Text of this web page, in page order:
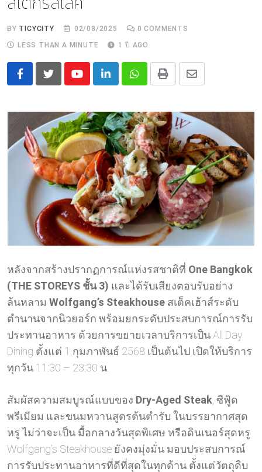
BY TICYCITY 02/08/2025 0 COMMENTS
LESS THAN A MINUTE
1 ปี AGO
YoutubeLinkedInWhatsapp
Print
Share
Email
หลังจากสร้างปรากฏการณ์แห่งรสชาติที่ One Bangkok
(THE STOREYS ชั้น 3) และได้รับเสียงตอบรับอย่าง
ล้นหลาม Wolfgang’s Steakhouse สเต็คเฮ้าส์ระดับ
ตำนานจากนิวยอร์ก พร้อมยกระดับประสบการณ์การรับ
ประทานอาหาร ด้วยการขยายเวลาบริการเป็น All Day
Dining ตั้งแต่ 1 กุมภาพันธ์ 2568 เป็นต้นไป เปิดให้บริการ
ทุกวัน 11:30 – 23:30 น.
สัมผัสความสมบูรณ์แบบของ Dry-Aged Steak , ซีฟู้ด
พรีเมียม และขนมหวานสูตรต้นตำรับ ในบรรยากาศสุด
หรู ไม่ว่าจะเป็น มื้อกลางวันสุดพิเศษ หรือดินเนอร์สุดหรู
Wolfgang’s Steakhouse ยังคงมุ่งมั่น มอบประสบการณ์
การรับประทานอาหารที่ดีที่สุดในทุกด้าน ตั้งแต่วัตถุดิบ